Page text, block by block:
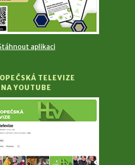
aplikaci
TELEVIZE
NA YOUTUBE